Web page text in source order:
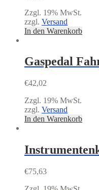
Zzgl. 19% MwSt.
zzgl. Versand
In den Warenkorb
Gaspedal
€42,02
Zzgl. 19% MwSt.
zzgl. Versand
In den Warenkorb
€75,63